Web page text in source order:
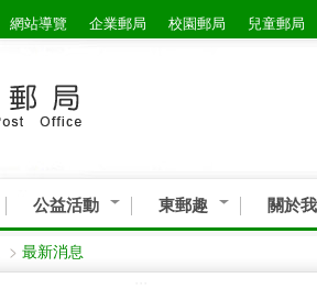
網站導覽 企業郵局 校園郵局 兒童郵局
公益活動 東郵趣 關於
> 最新消息